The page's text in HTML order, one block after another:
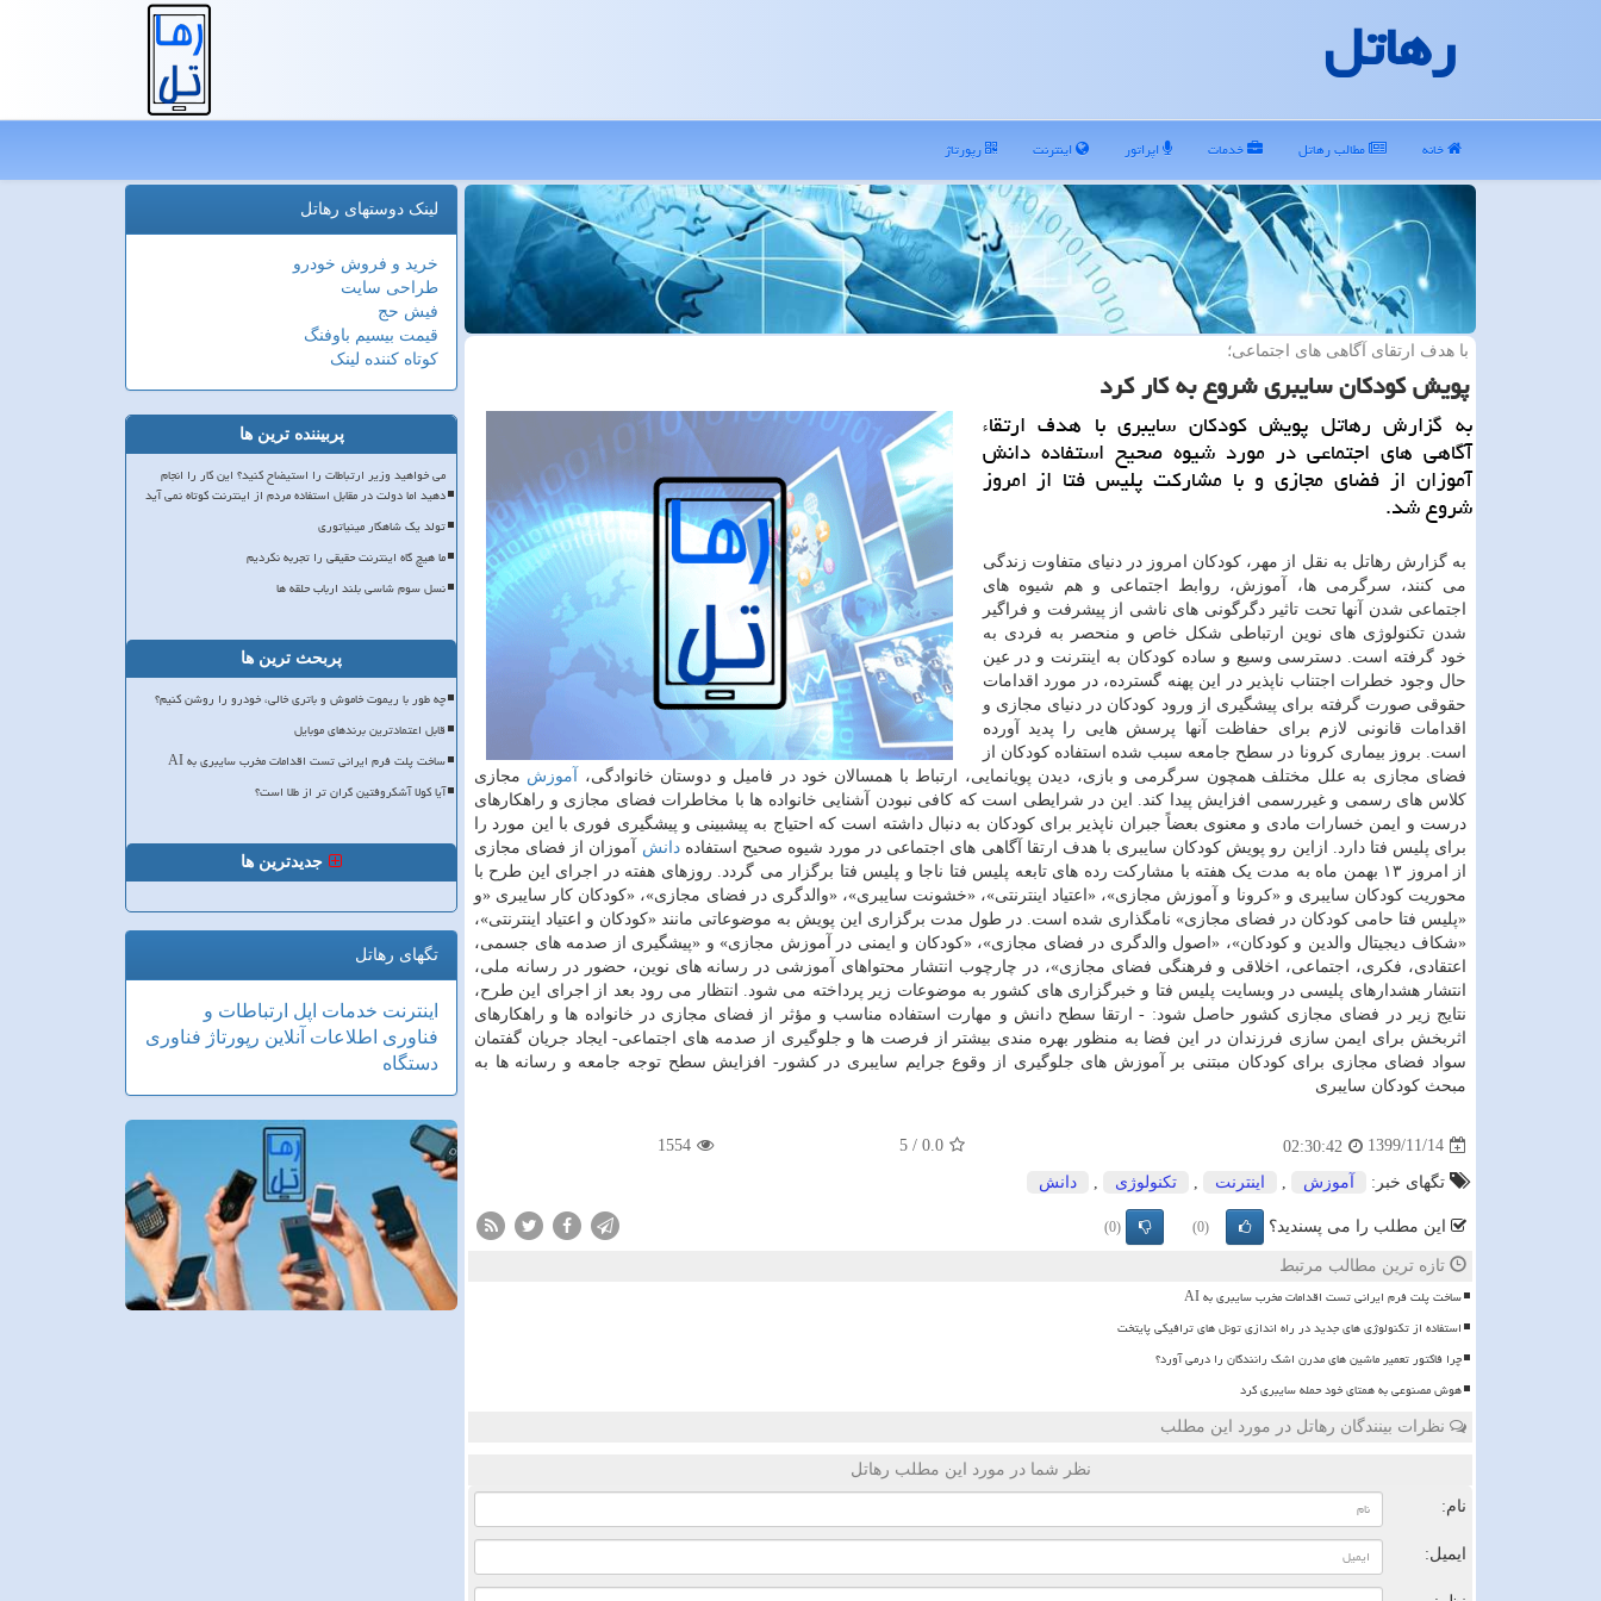
رهاتل
خانه مطالب رهاتل خدمات اپراتور اینترنت رپورتاژ
با هدف ارتقای آگاهی های اجتماعی؛
پویش كودكان سایبری شروع به كار كرد
به گزارش رهاتل پویش کودکان سایبری با هدف ارتقاء
آگاهی های اجتماعی در مورد شیوه صحیح استفاده دانش
آموزان از فضای مجازی و با مشارکت پلیس فتا از امروز
شروع شد.
به گزارش رهاتل به نقل از مهر، کودکان امروز در دنیای متفاوت زندگی
می کنند، سرگرمی ها، آموزش، روابط اجتماعی و هم شیوه های
اجتماعی شدن آنها تحت تاثیر دگرگونی های ناشی از پیشرفت و فراگیر
شدن تکنولوژی های نوین ارتباطی شکل خاص و منحصر به فردی به
خود گرفته است. دسترسی وسیع و ساده کودکان به اینترنت و در عین
حال وجود خطرات اجتناب ناپذیر در این پهنه گسترده، در مورد اقدامات
حقوقی صورت گرفته برای پیشگیری از ورود کودکان در دنیای مجازی و
اقدامات قانونی لازم برای حفاظت آنها پرسش هایی را پدید آورده
است. بروز بیماری کرونا در سطح جامعه سبب شده استفاده کودکان از
فضای مجازی به علل مختلف همچون سرگرمی و بازی، دیدن پویانمایی، ارتباط با همسالان خود در فامیل و دوستان خانوادگی،
آموزش مجازی
کلاس های رسمی و غیررسمی افزایش پیدا کند. این در شرایطی است که کافی نبودن آشنایی خانواده ها با مخاطرات فضای مجازی و راهکارهای
درست و ایمن خسارات مادی و معنوی بعضاً جبران ناپذیر برای کودکان به دنبال داشته است که احتیاج به پیشبینی و پیشگیری فوری با این مورد را
برای پلیس فتا دارد. ازاین رو پویش کودکان سایبری با هدف ارتقا آگاهی های اجتماعی در مورد شیوه صحیح استفادهدانش آموزان از فضای مجازی
از امروز ۱۳ بهمن ماه به مدت یک هفته با مشارکت رده های تابعه پلیس فتا ناجا و پلیس فتا برگزار می گردد. روزهای هفته در اجرای این طرح با
محوریت کودکان سایبری و «کرونا و آموزش مجازی»، «اعتیاد اینترنتی»، «خشونت سایبری»، «والدگری در فضای مجازی»، «کودکان کار سایبری «و
«پلیس فتا حامی کودکان در فضای مجازی» نامگذاری شده است. در طول مدت برگزاری این پویش به موضوعاتی مانند «کودکان و اعتیاد اینترنتی»،
«شکاف دیجیتال والدین و کودکان»، «اصول والدگری در فضای مجازی»، «کودکان و ایمنی در آموزش مجازی» و «پیشگیری از صدمه های جسمی،
اعتقادی، فکری، اجتماعی، اخلاقی و فرهنگی فضای مجازی»، در چارچوب انتشار محتواهای آموزشی در رسانه های نوین، حضور در رسانه ملی،
انتشار هشدارهای پلیسی در وبسایت پلیس فتا و خبرگزاری های کشور به موضوعات زیر پرداخته می شود. انتظار می رود بعد از اجرای این طرح،
نتایج زیر در فضای مجازی کشور حاصل شود: - ارتقا سطح دانش و مهارت استفاده مناسب و مؤثر از فضای مجازی در خانواده ها و راهکارهای
اثربخش برای ایمن سازی فرزندان در این فضا به منظور بهره مندی بیشتر از فرصت ها و جلوگیری از صدمه های اجتماعی- ایجاد جریان گفتمان
سواد فضای مجازی برای کودکان مبتنی بر آموزش های جلوگیری از وقوع جرایم سایبری در کشور- افزایش سطح توجه جامعه و رسانه ها به
مبحث کودکان سایبری
1399/11/14
02:30:42
0.0
/
5
1554
تگهای خبر: آموزش اینترنت تكنولوژی دانش
این مطلب را می پسندید؟ (0)
(0)
تازه ترین مطالب مرتبط
ساخت پلت فرم ایرانی تست اقدامات مخرب سایبری به AI
استفاده از تکنولوژی های جدید در راه اندازی تونل های ترافیکی پایتخت
چرا فاکتور تعمیر ماشین های مدرن اشک رانندگان را درمی آورد؟
هوش مصنوعی به همتای خود حمله سایبری کرد
نظرات بینندگان رهاتل در مورد این مطلب
نظر شما در مورد این مطلب رهاتل
نام:
ایمیل:
لینک دوستهای رهاتل
خرید و فروش خودرو
طراحی سایت
فیش حج
قیمت بیسیم باوفنگ
کوتاه کننده لینک
پربیننده ترین ها
می خواهید وزیر ارتباطات را استیضاح کنید؟ این کار را انجام
دهید اما دولت در مقابل استفاده مردم از اینترنت کوتاه نمی آید
تولد یک شاهکار مینیاتوری
ما هیچ گاه اینترنت حقیقی را تجربه نکردیم
نسل سوم شاسی بلند ارباب حلقه ها
پربحث ترین ها
چه طور با ریموت خاموش و باتری خالی، خودرو را روشن کنیم؟
قابل اعتمادترین برندهای موبایل
ساخت پلت فرم ایرانی تست اقدامات مخرب سایبری به AI
آیا کولا آشکروفتین گران تر از طلا است؟
جدیدترین ها
تگهای رهاتل
اینترنت خدمات اپل ارتباطات و
فناوری اطلاعات آنلاین رپورتاژ فناوری
دستگاه